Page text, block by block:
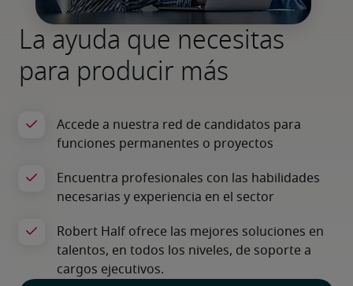
La ayuda que necesitas
para producir más